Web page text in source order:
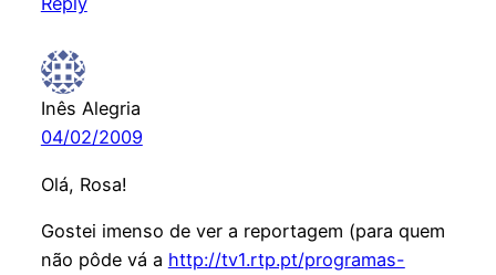
Inês Alegria
04/02/2009
Olá, Rosa!
Gostei imenso de ver a reportagem (para quem
não pôde vá a http://tv1.rtp.pt/programas-